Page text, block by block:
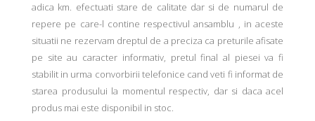
adica km. efectuati stare de calitate dar si de numarul de
repere pe care-l contine respectivul ansamblu , in aceste
situatii ne rezervam dreptul de a preciza ca preturile afisate
pe site au caracter informativ, pretul final al piesei va fi
stabilit in urma convorbirii telefonice cand veti fi informat de
starea produsului la momentul respectiv, dar si daca acel
produs mai este disponibil in stoc.